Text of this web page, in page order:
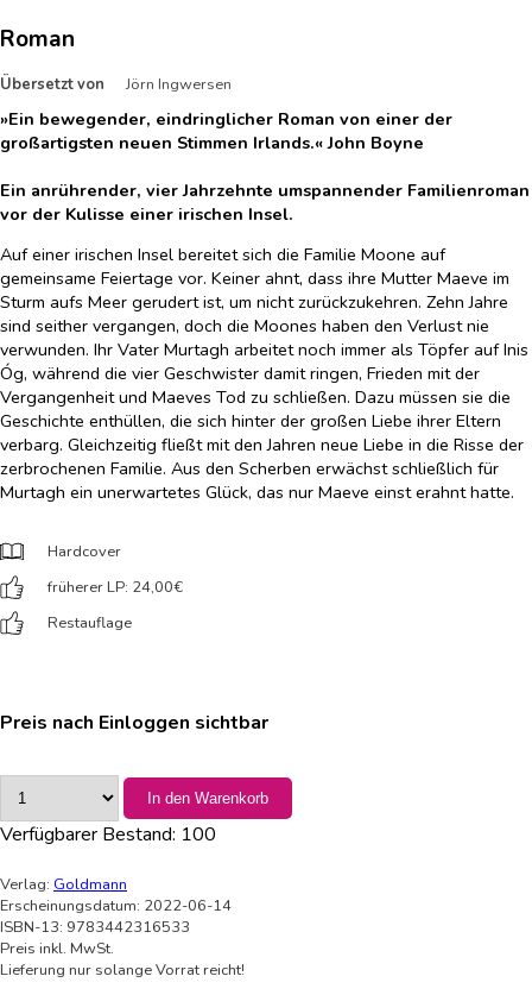
Roman
Übersetzt von Jörn Ingwersen
»Ein bewegender, eindringlicher Roman von einer der
großartigsten neuen Stimmen Irlands.« John Boyne
Ein anrührender, vier Jahrzehnte umspannender Familienroman
vor der Kulisse einer irischen Insel.
Auf einer irischen Insel bereitet sich die Familie Moone auf
gemeinsame Feiertage vor. Keiner ahnt, dass ihre Mutter Maeve im
Sturm aufs Meer gerudert ist, um nicht zurückzukehren. Zehn Jahre
sind seither vergangen, doch die Moones haben den Verlust nie
verwunden. Ihr Vater Murtagh arbeitet noch immer als Töpfer auf Inis
Óg, während die vier Geschwister damit ringen, Frieden mit der
Vergangenheit und Maeves Tod zu schließen. Dazu müssen sie die
Geschichte enthüllen, die sich hinter der großen Liebe ihrer Eltern
verbarg. Gleichzeitig fließt mit den Jahren neue Liebe in die Risse der
zerbrochenen Familie. Aus den Scherben erwächst schließlich für
Murtagh ein unerwartetes Glück, das nur Maeve einst erahnt hatte.
Hardcover
früherer LP: 24,00€
Restauflage
Preis nach Einloggen sichtbar
In den Warenkorb
Verfügbarer Bestand: 100
Verlag: Goldmann
Erscheinungsdatum: 2022-06-14
ISBN-13: 9783442316533
Preis inkl. MwSt.
Lieferung nur solange Vorrat reicht!